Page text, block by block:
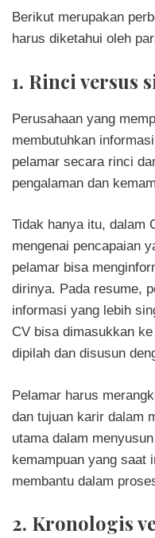
Berikut merupakan
harus diketahui oleh
1. Rinci versus
Perusahaan yang
membutuhkan
pelamar secara rinci
pengalaman dan
Tidak hanya itu, dalam
mengenai pencapaian
pelamar bisa
dirinya. Pada resume,
informasi yang lebih
CV bisa dimasukkan
dipilah dan disusun
Pelamar harus
dan tujuan karir dalam
utama dalam
kemampuan yang saat
membantu dalam
2. Kronologis